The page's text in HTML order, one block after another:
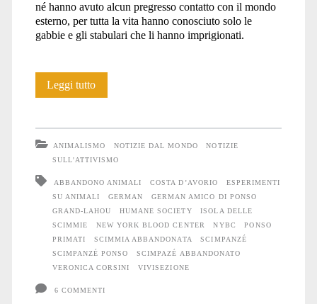
né hanno avuto alcun pregresso contatto con il mondo
esterno, per tutta la vita hanno conosciuto solo le
gabbie e gli stabulari che li hanno imprigionati.
Leggi tuttoPonso
altri
ANIMALISMO NOTIZIE DAL MONDO
NOTIZIE
SULL'ATTIVISMO
ABBANDONO ANIMALI COSTA D’AVORIO
ESPERIMENTI
SU ANIMALI
GERMAN
GERMAN AMICO DI PONSO
GRAND-LAHOU
HUMANE SOCIETY
ISOLA DELLE
SCIMMIE
NEW YORK BLOOD CENTER NYBC
PONSO
PRIMATI
SCIMMIA ABBANDONATA
SCIMPANZÉ
SCIMPANZÉ PONSO
SCIMPAZÉ ABBANDONATO
VERONICA CORSINI
VIVISEZIONE
6 COMMENTI